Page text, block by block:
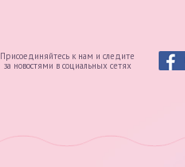
Присоединяйтесь к нам и следите
за новостями в социальных сетях